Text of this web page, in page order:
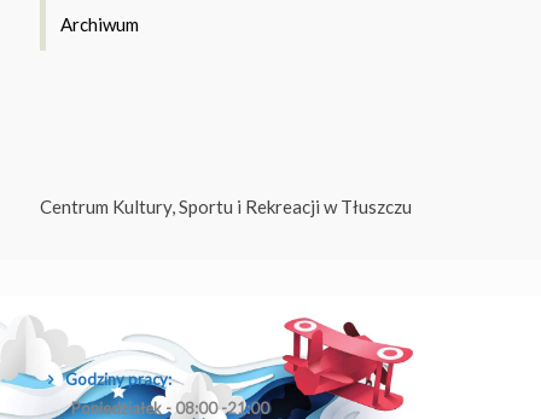
Archiwum
Centrum Kultury, Sportu i Rekreacji w Tłuszczu
Godziny pracy:
Poniedziałek - 08:00 -21:00